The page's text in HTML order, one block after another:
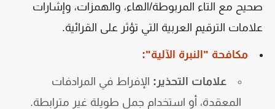
صحيح مع التاء المربوطة/الهاء، والهمزات، وإشارات
علامات الترقيم العربية التي تؤثر على القرائية.
مكافحة "النبرة الآلية":
علامات التحذير:الإفراط في المرادفات
المعقدة، أو استخدام جمل طويلة غير مترابطة.